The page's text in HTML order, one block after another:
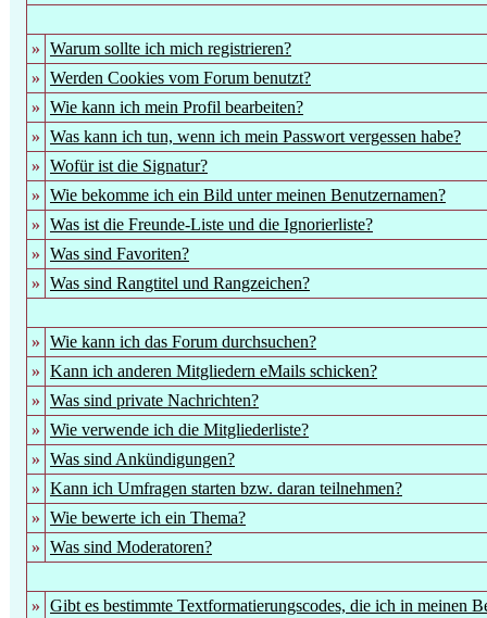
» Warum sollte ich mich registrieren?
» Werden Cookies vom Forum benutzt?
» Wie kann ich mein Profil bearbeiten?
» Was kann ich tun, wenn ich mein Passwort vergessen habe?
» Wofür ist die Signatur?
» Wie bekomme ich ein Bild unter meinen Benutzernamen?
» Was ist die Freunde-Liste und die Ignorierliste?
» Was sind Favoriten?
» Was sind Rangtitel und Rangzeichen?
» Wie kann ich das Forum durchsuchen?
» Kann ich anderen Mitgliedern eMails schicken?
» Was sind private Nachrichten?
» Wie verwende ich die Mitgliederliste?
» Was sind Ankündigungen?
» Kann ich Umfragen starten bzw. daran teilnehmen?
» Wie bewerte ich ein Thema?
» Was sind Moderatoren?
» Gibt es bestimmte Textformatierungscodes, die ich in meinen